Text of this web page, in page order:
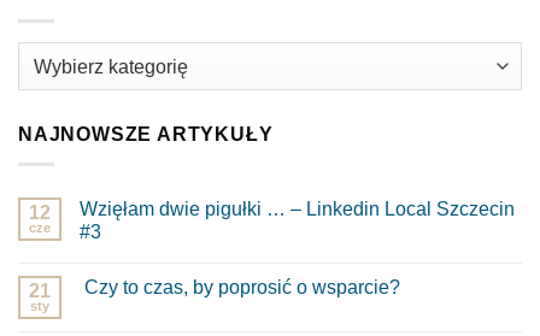
Kategorie
NAJNOWSZE ARTYKUŁY
12
cze
Wzięłam dwie pigułki … – Linkedin Local Szczecin
#3
do
Wzięłam
21
sty
Czy to czas, by poprosić o wsparcie?